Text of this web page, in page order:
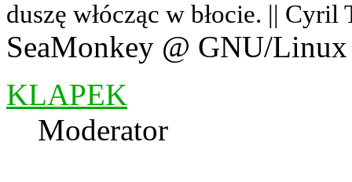
duszę włócząc w błocie. ||
SeaMonkey @ GNU/Linux
KLAPEK
Moderator